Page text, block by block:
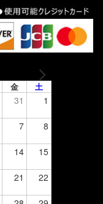
金 土
31 1
7 8
14 15
21 22